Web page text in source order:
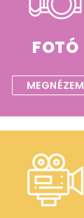
FOTÓ
MEGNÉZEM